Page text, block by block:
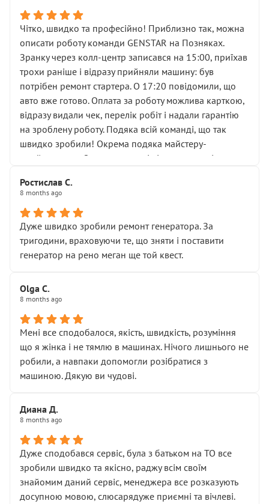
спроба продати дорогий вузол замість елементарних
ущільнювачів.
Що прикро — це не перший мій візит. Раніше міняв у
вас стартер, і тоді сервіс наче справив хороше
враження. Але згодом знайшов декілька гайок під
лобовим склом. Мені пояснили, що це “старі гайки, які
відкручували”, і попросили не хвилюватися. ( надіюсь
новий власник, не застяг в полі))
Але після нинішнього візиту такі дрібниці вже не
здаються дрібницями.
Я — клієнт, який працює на довірі, і саме її цей сервіс
Хотілося б більше:
• належної уваги до авто
• прозорості в роботах і рахунках
• реальної діагностики, а не формального
“подивились і поїхав”
На жаль, складається враження, що сервіс працює не
Стосовно комунікації - все добре
Чітко, швидко та професійно! Приблизно так, можна
описати роботу команди GENSTAR на Позняках.
Зранку через колл-центр записався на 15:00, приїхав
трохи раніше і відразу прийняли машину: був
потрібен ремонт стартера. О 17:20 повідомили, що
авто вже готово. Оплата за роботу можлива карткою,
відразу видали чек, перелік робіт і надали гарантію
на зроблену роботу. Подяка всій команді, що так
швидко зробили! Окрема подяка майстеру-
приймальнику Олександру: всі чітко та по суті.
звертатися до цього автосервісу.
Ростислав С.
8 months ago
Дуже швидко зробили ремонт генератора. За
тригодини, враховуючи те, що зняти і поставити
генератор на рено меган ще той квест.
Olga С.
8 months ago
Мені все сподобалося, якість, швидкість, розуміння
що я жінка і не тямлю в машинах. Нічого лишнього не
робили, а навпаки допомогли розібратися з
машиною. Дякую ви чудові.
Диана Д.
8 months ago
Дуже сподобався сервіс, була з батьком на ТО все
зробили швидко та якісно, раджу всім своїм
знайомим даний сервіс, менеджера все розказують
досупною мовою, слюсарядуже приємні та вічлеві.